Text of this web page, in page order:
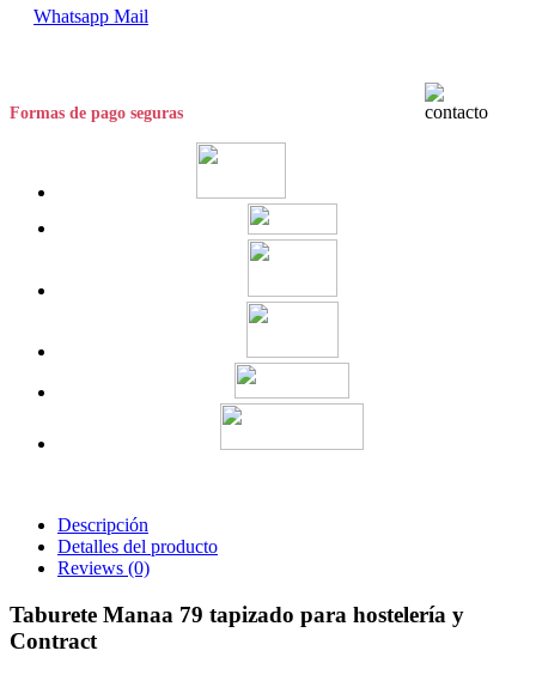
Whatsapp Mail
Formas de pago seguras
Descripción
Detalles del producto
Reviews (0)
Taburete Manaa 79 tapizado para hostelería y
Contract